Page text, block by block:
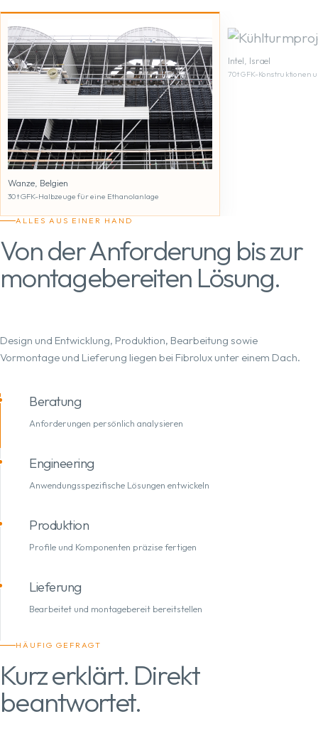
Wanze, Belgien
30 t GFK-Halbzeuge für eine Ethanolanlage
Intel, Israel
70 t GFK-Konstruktionen
ALLES AUS EINER HAND
Von der Anforderung bis zur
montagebereiten Lösung.
Design und Entwicklung, Produktion, Bearbeitung sowie
Vormontage und Lieferung liegen bei Fibrolux unter einem Dach.
Beratung
Anforderungen persönlich analysieren
Engineering
Anwendungsspezifische Lösungen entwickeln
Produktion
Profile und Komponenten präzise fertigen
Lieferung
Bearbeitet und montagebereit bereitstellen
HÄUFIG GEFRAGT
Kurz erklärt. Direkt
beantwortet.